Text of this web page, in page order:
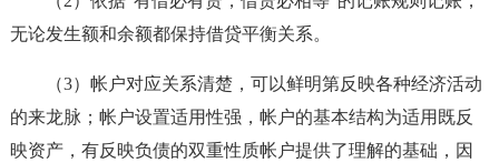
无论发生额和余额都保持借贷平衡关系。
（3）帐户对应关系清楚，可以鲜明第反映各种经济活动
的来龙脉；帐户设置适用性强，帐户的基本结构为适用既反
映资产，有反映负债的双重性质帐户提供了理解的基础，因